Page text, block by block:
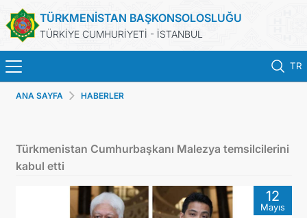
TÜRKMENİSTAN BAŞKONSOLOSLUĞU
TÜRKİYE CUMHURİYETİ - İSTANBUL
TR
KONSOLOSLUK RANDEVU SISTEMI
ANA SAYFA HABERLER
Türkmenistan Cumhurbaşkanı Malezya temsilcilerini
kabul etti
12
Mayıs